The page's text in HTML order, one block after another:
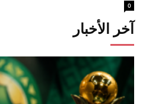
0
آخر الأخبار